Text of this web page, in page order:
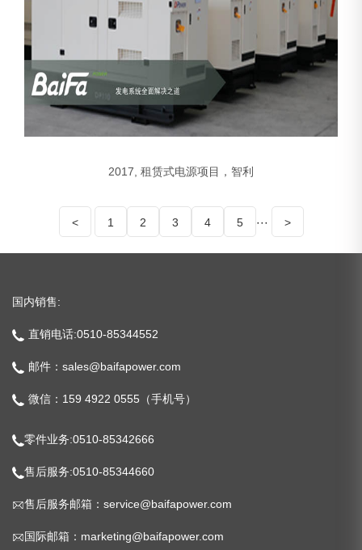
2017, 租赁式电源项目，智利
< 1 2 3 4 5 ··· >
国内销售:
直销电话:0510-85344552
邮件：sales@baifapower.com
微信：159 4922 0555（手机号）
零件业务:0510-85342666
售后服务:0510-85344660
售后服务邮箱：service@baifapower.com
国际邮箱：marketing@baifapower.com